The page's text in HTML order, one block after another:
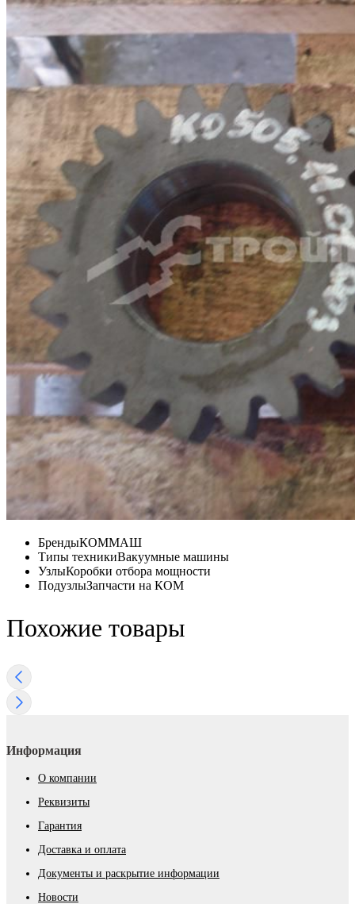
БрендыКОММАШ
Типы техникиВакуумные машины
УзлыКоробки отбора мощности
ПодузлыЗапчасти на КОМ
Похожие товары
Информация
О компании
Реквизиты
Гарантия
Доставка и оплата
Документы и раскрытие информации
Новости